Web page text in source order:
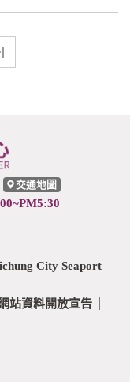
交通地圖
City Seaport
站資料開放宣告